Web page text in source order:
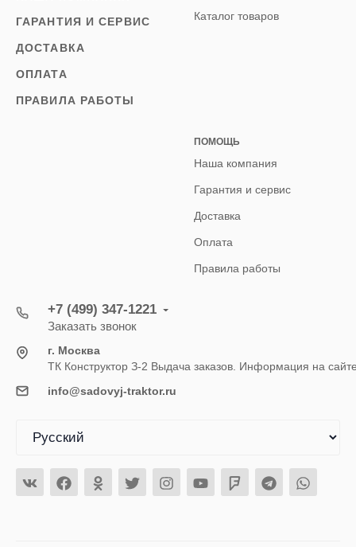
ГАРАНТИЯ И СЕРВИС
ДОСТАВКА
ОПЛАТА
ПРАВИЛА РАБОТЫ
Каталог товаров
ПОМОЩЬ
Наша компания
Гарантия и сервис
Доставка
Оплата
Правила работы
+7 (499) 347-1221
Заказать звонок
г. Москва
ТК Конструктор З-2 Выдача заказов. Информация на
info@sadovyj-traktor.ru